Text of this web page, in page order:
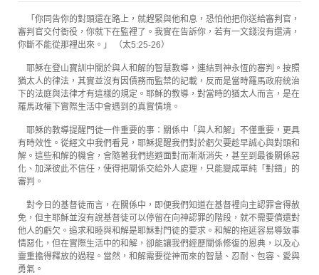
「你同告你的對頭還在路上，就趕緊與他和息，恐怕他把你送給審判官，
審判官交付衙役，你就下在監裡了。我實在告訴你，若有一文錢沒有還清，
你斷不能從那裡出來。」 （太5:25-26）
耶穌在登山寶訓中關於與人和解的智慧教導，連結到神永恆的審判。按照
猶太人的律法，其實並沒有因債務而監禁的記載，反而是當時羅馬政府統治
下的法庭與法律才有這樣的規定。耶穌的教導，對當時的猶太人而言，是在
羅馬政權下實際生活中會遇到的真實情境。
耶穌的教導提醒門徒一件重要的事：關係中「與人和解」不僅重要，更具
有時效性。從經文中我們看見，耶穌提醒我們對於虧欠要趁早誠心與對頭和
解。這些和解的機會，會隨著我們逃避面對而漸漸消失，甚至到最後關係惡
化、加深彼此不信任，使得把關係交給外人處理，只能變成單純「對錯」的
審判。
對今日的基督徒而言，在關係中，即便我們知道在基督裡向主認罪會得赦
免，但主耶穌並沒有說基督徒可以停留在向神認罪的階段，就不需要償還對
他人的虧欠。追求和睦與和解是耶穌對門徒的要求。和解的拖延容易導致事
情惡化，但在實際生活中的和解，卻能讓我們經歷關係修復的恩典，以及心
靈重擔得釋放的過程。當然，和解需要從神而來的智慧、忍耐、包容、愛與
勇氣。